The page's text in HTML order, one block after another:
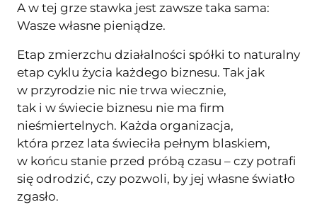
A w tej grze stawka jest zawsze taka sama:
Wasze własne pieniądze.
Etap zmierzchu działalności spółki to naturalny
etap cyklu życia każdego biznesu. Tak jak
w przyrodzie nic nie trwa wiecznie,
tak i w świecie biznesu nie ma firm
nieśmiertelnych. Każda organizacja,
która przez lata świeciła pełnym blaskiem,
w końcu stanie przed próbą czasu – czy potrafi
się odrodzić, czy pozwoli, by jej własne światło
zgasło.